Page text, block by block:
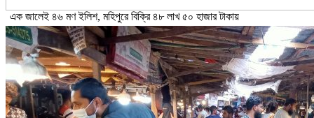
এক জালেই ৪৬ মণ ইলিশ, মহিপুরে বিক্রি ৪৮ লাখ ৫০ হাজার টাকায়